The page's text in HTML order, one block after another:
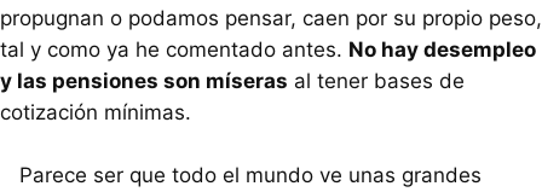
propugnan o podamos pensar, caen por su propio peso,
tal y como ya he comentado antes. No hay desempleo
y las pensiones son míseras al tener bases de
cotización mínimas.
Parece ser que todo el mundo ve unas grandes